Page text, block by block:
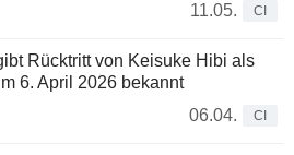
11.05.
CI
Rücktritt von Keisuke Hibi als
6. April 2026 bekannt
06.04.
CI